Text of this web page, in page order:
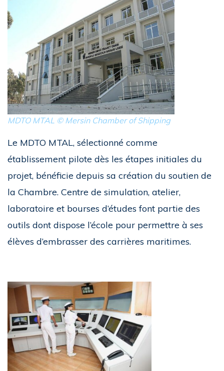
MDTO MTAL © Mersin Chamber of Shipping
Le MDTO MTAL, sélectionné comme
établissement pilote dès les étapes initiales du
projet, bénéficie depuis sa création du soutien de
la Chambre. Centre de simulation, atelier,
laboratoire et bourses d’études font partie des
outils dont dispose l’école pour permettre à ses
élèves d’embrasser des carrières maritimes.